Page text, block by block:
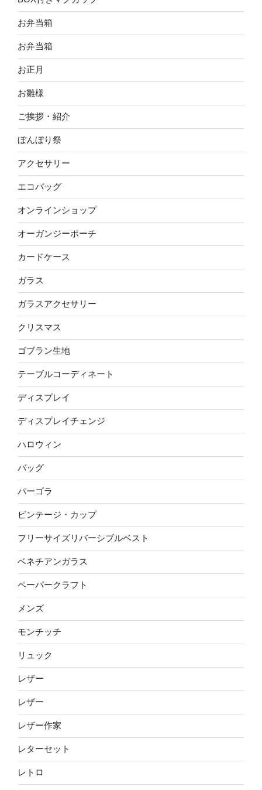
お弁当箱
お弁当箱
お正月
お雛様
ご挨拶・紹介
ぼんぼり祭
アクセサリー
エコバッグ
オンラインショップ
オーガンジーポーチ
カードケース
ガラス
ガラスアクセサリー
クリスマス
ゴブラン生地
テーブルコーディネート
ディスプレイ
ディスプレイチェンジ
ハロウィン
バッグ
パーゴラ
ビンテージ・カップ
フリーサイズリバーシブルベスト
ベネチアンガラス
ペーパークラフト
メンズ
モンチッチ
リュック
レザー
レザー
レザー作家
レターセット
レトロ